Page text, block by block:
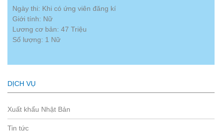
Ngày thi: Khi có ứng viên đăng kí
Giới tính: Nữ
Lương cơ bản: 47 Triệu
Số lượng: 1 Nữ
DỊCH VỤ
Xuất khẩu Nhật Bản
Tin tức